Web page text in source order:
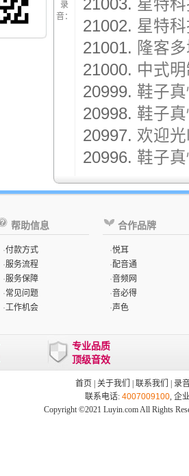
录
音：
21003. 星特
21002. 星特
21001. 隆客
21000. 中式
20999. 鞋子
20998. 鞋子
20997. 欢迎
20996. 鞋子
帮助信息
·付款方式
·服务流程
·服务保障
·常见问题
·工作机会
合作品牌
·悦耳
·配音通
·音频网
·音必得
·声色
专业品质
顶级音效
首页 关于我们 联系我们
录
联系电话: 4007009100, 企
Copyright ©2021 Luyin.com All Rights